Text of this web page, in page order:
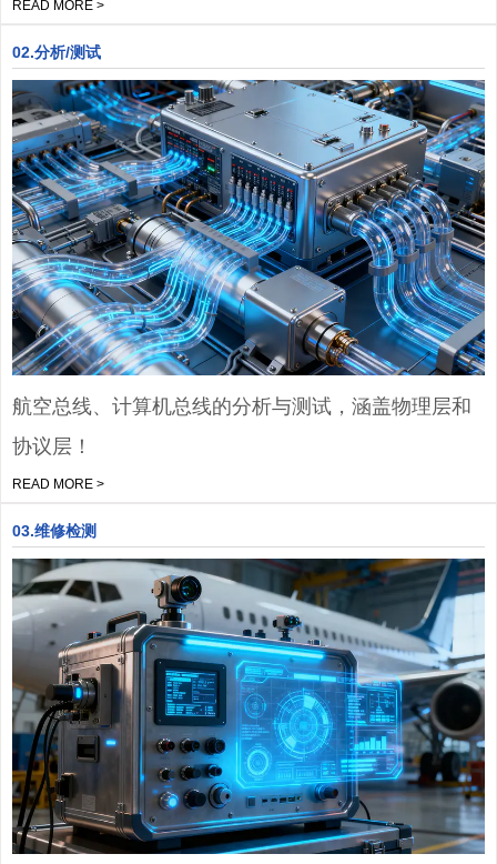
READ MORE >
02.分析/测试
航空总线、计算机总线的分析与测试，涵盖物理层和
协议层！
READ MORE >
03.维修检测